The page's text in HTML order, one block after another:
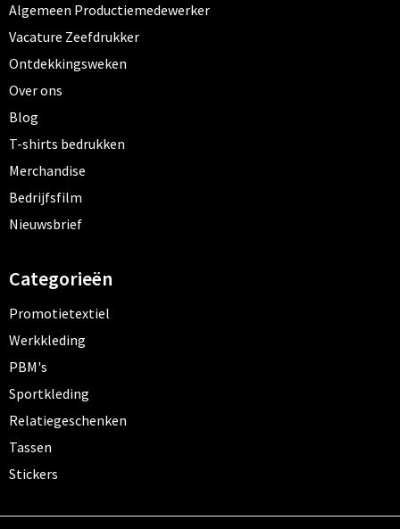
Algemeen Productiemedewerker
Vacature Zeefdrukker
Ontdekkingsweken
Over ons
Blog
T-shirts bedrukken
Merchandise
Bedrijfsfilm
Nieuwsbrief
Categorieën
Promotietextiel
Werkkleding
PBM's
Sportkleding
Relatiegeschenken
Tassen
Stickers